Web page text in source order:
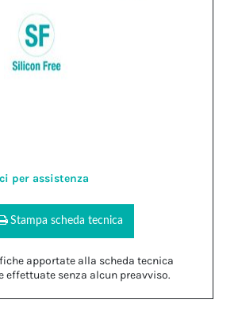
per assistenza
Stampa scheda tecnica
apportate alla scheda tecnica
effettuate senza alcun preavviso.